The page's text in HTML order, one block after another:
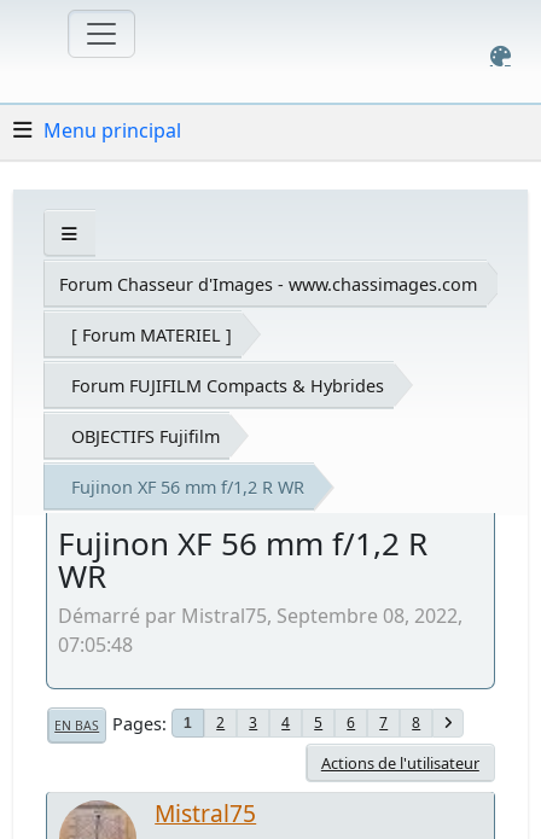
Menu principal
Forum Chasseur d'Images - www.chassimages.com
[ Forum MATERIEL ]
Forum FUJIFILM Compacts & Hybrides
OBJECTIFS Fujifilm
Fujinon XF 56 mm f/1,2 R WR
Fujinon XF 56 mm f/1,2 R
WR
Démarré par Mistral75, Septembre 08, 2022,
07:05:48
EN BAS Pages 1 2 3 4 5 6 7 8
Actions de l'utilisateur
Mistral75